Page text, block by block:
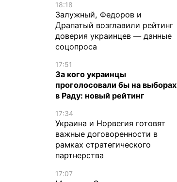
18:18
Залужный, Федоров и
Драпатый возглавили рейтинг
доверия украинцев — данные
соцопроса
17:51
За кого украинцы
проголосовали бы на выборах
в Раду: новый рейтинг
17:34
Украина и Норвегия готовят
важные договоренности в
рамках стратегического
партнерства
17:07